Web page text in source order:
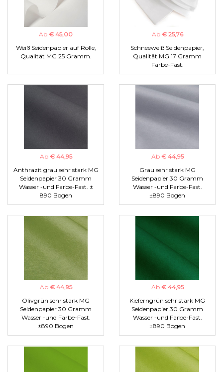
Ab € 45,00
Weiß Seidenpapier auf Rolle,
Qualität MG 25 Gramm.
Ab € 25,76
Schneeweiß Seidenpapier,
Qualität MG 17 Gramm
Farbe-Fast.
Ab € 44,95
Anthrazit grau sehr stark MG
Seidenpapier 30 Gramm
Wasser -und Farbe-Fast. ±
890 Bogen
Ab € 44,95
Grau sehr stark MG
Seidenpapier 30 Gramm
Wasser -und Farbe-Fast.
±890 Bogen
Ab € 44,95
Olivgrün sehr stark MG
Seidenpapier 30 Gramm
Wasser -und Farbe-Fast.
±890 Bogen
Ab € 44,95
Kieferngrün sehr stark MG
Seidenpapier 30 Gramm
Wasser -und Farbe-Fast.
±890 Bogen